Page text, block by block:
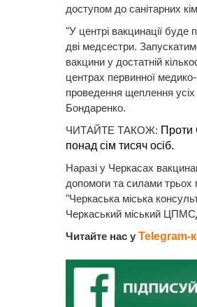
доступом до санітарних
"У центрі вакцинації буде
дві медсестри.
вакцини у достатній
центрах первинної
проведення щеплення
Бондаренко.
ЧИТАЙТЕ ТАКОЖ: Проти
понад сім тисяч осіб.
Наразі у Черкасах
допомоги та силами трьох
"Черкаська міська
Черкаський міський
Читайте нас у Telegram-